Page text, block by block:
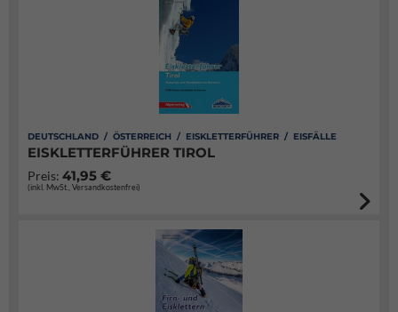
DEUTSCHLAND / ÖSTERREICH / EISKLETTERFÜHRER / EISFÄLLE
EISKLETTERFÜHRER TIROL
Preis: 41,95 €
(inkl. MwSt., Versandkostenfrei)